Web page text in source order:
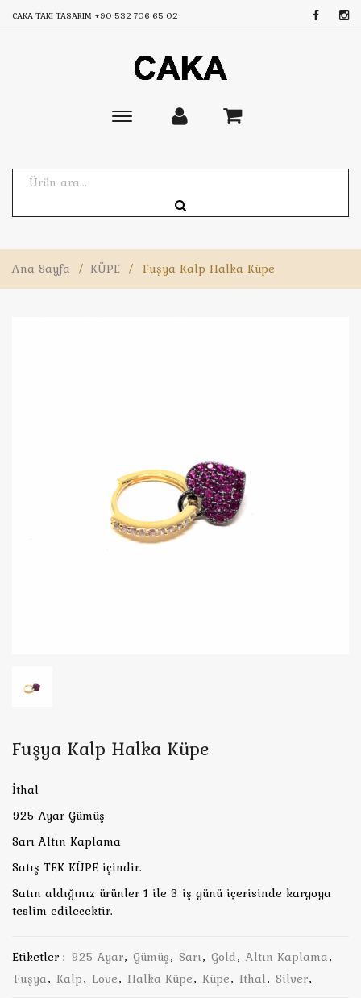
CAKA TAKI TASARIM +90 532 706 65 02
Toggle
Ana Sayfa / KÜPE / Fuşya Kalp Halka Küpe
Fuşya Kalp Halka Küpe
İthal
925 Ayar Gümüş
Sarı Altın Kaplama
Satış TEK KÜPE içindir.
Satın aldığınız ürünler 1 ile 3 iş günü içerisinde kargoya
teslim edilecektir.
Etiketler : 925 Ayar, Gümüş, Sarı, Gold, Altın Kaplama,
Fuşya, Kalp, Love, Halka Küpe, Küpe, Ithal, Silver,